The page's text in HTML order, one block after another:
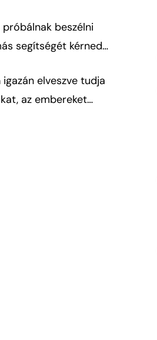
beszélni
segítségét kérned…
elveszve tudja
az embereket…